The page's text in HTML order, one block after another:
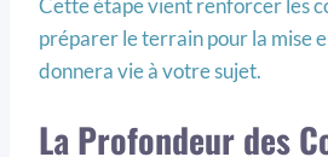
Cette étape vient renforcer les
préparer le terrain pour la mise
donnera vie à votre sujet.
La Profondeur des